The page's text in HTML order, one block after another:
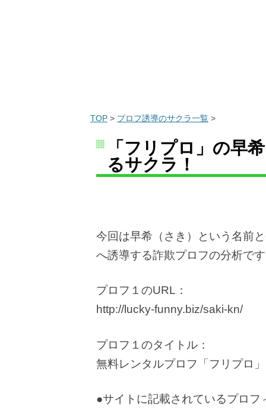
TOP > プロフ誘導のサクラ一覧 >
「フリプロ」の早
るサクラ！
今回は早希（さき）という名前
へ誘導する詐欺プロフの分析で
プロフ１のURL：
http://lucky-funny.biz/saki-kn/
プロフ１のタイトル：
無料レンタルプロフ「フリプロ」
●サイトに記載されているプロフ